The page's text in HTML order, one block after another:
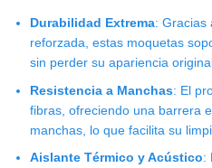
Durabilidad Extrema: Gracias
reforzada, estas moquetas
sin perder su apariencia
Resistencia a Manchas: El
fibras, ofreciendo una barrera
manchas, lo que facilita su
Aislante Térmico y Acústico: